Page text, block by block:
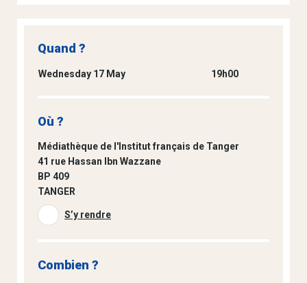
Quand ?
Wednesday 17 May 19h00
Où ?
Médiathèque de l'Institut français de Tanger
41 rue Hassan Ibn Wazzane
BP 409
TANGER
S’y rendre
Combien ?